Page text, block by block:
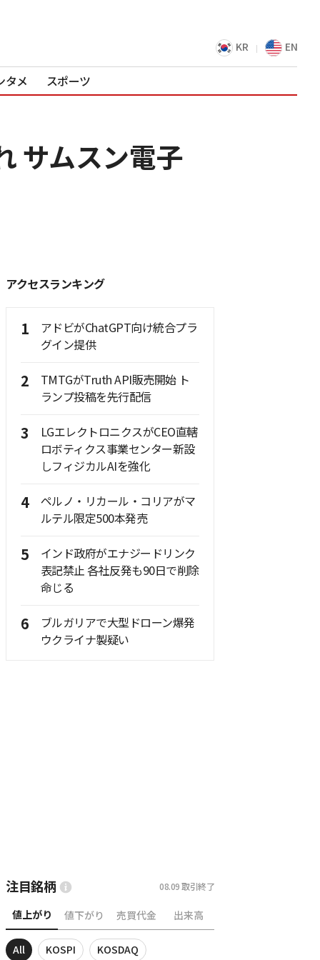
KR EN
タメ スポーツ
サムスン電子
アクセスランキング
1
アドビがChatGPT向け統合プラ
グイン提供
2
TMTGがTruth API販売開始 ト
ランプ投稿を先行配信
3
LGエレクトロニクスがCEO直轄
ロボティクス事業センター新設
しフィジカルAIを強化
4
ペルノ・リカール・コリアがマ
ルテル限定500本発売
5
インド政府がエナジードリンク
表記禁止 各社反発も90日で削除
命じる
6
ブルガリアで大型ドローン爆発
ウクライナ製疑い
注目銘柄 08.09 取引終了
値上がり 値下がり 売買代金 出来高
All KOSPI KOSDAQ